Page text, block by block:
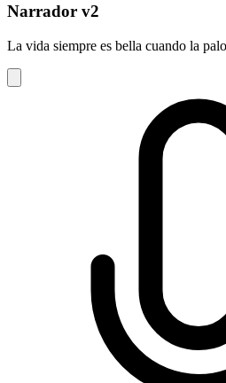
Narrador v2
La vida siempre es bella cuando la